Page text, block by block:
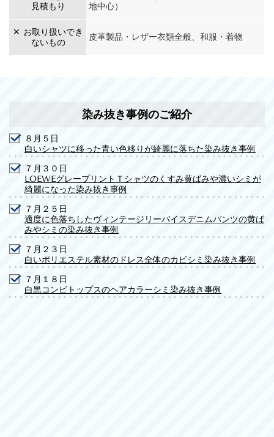
見積もり
地中心）
✕ お取り扱いでき
ないもの
皮革製品・レザー衣類全般、和服・着物
染み抜き事例のご紹介
８月５日
白いシャツに移った青い色移りが綺麗に落ちた染み抜き事例
７月３０日
LOEWEグレープリントＴシャツのくすみ黄ばみや濃いシミが
綺麗になった染み抜き事例
７月２５日
適度に色落ちしたヴィンテージリーバイスデニムパンツの黄ば
みやシミの染み抜き事例
７月２３日
白いポリエステル素材のドレス全体のカビシミ染み抜き事例
７月１８日
白黒コンビトップスのヘアカラーシミ染み抜き事例